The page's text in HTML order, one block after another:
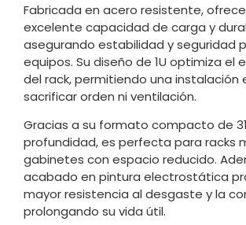
Fabricada en acero resistente,
excelente capacidad de carga y
asegurando estabilidad y seguridad
equipos. Su diseño de 1U optimiza el
del rack, permitiendo una instalación
sacrificar orden ni ventilación.
Gracias a su formato compacto de
profundidad, es perfecta para racks
gabinetes con espacio reducido.
acabado en pintura electrostática
mayor resistencia al desgaste y la
prolongando su vida útil.